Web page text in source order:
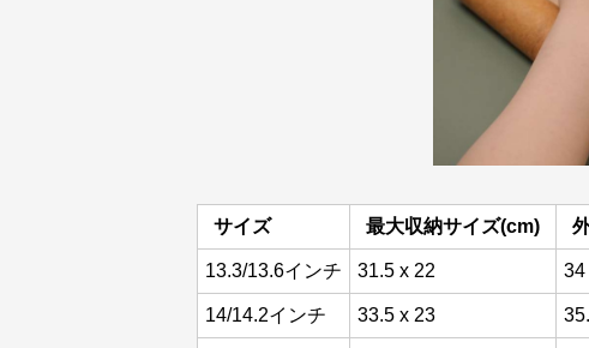
サイズ 最大収納サイズ(cm)
13.3/13.6インチ 31.5 x 22 34
14/14.2インチ 33.5 x 23